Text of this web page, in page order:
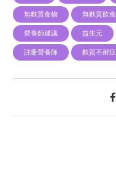
無麩質食物 無麩質飲食
營養師建議 益生元
註冊營養師 麩質不耐症